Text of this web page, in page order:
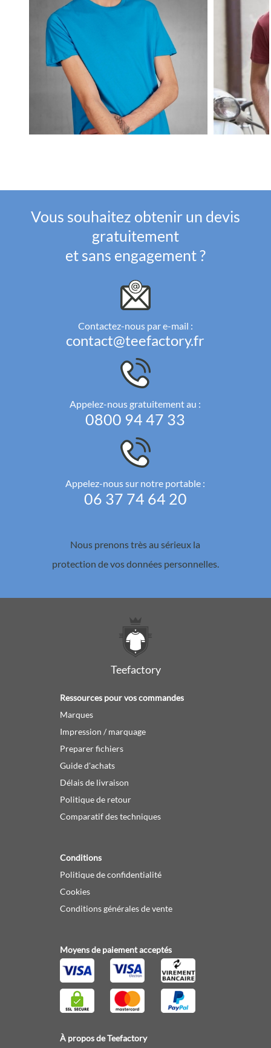
Vous souhaitez obtenir un devis
gratuitement
et sans engagement ?
Contactez-nous par e-mail :
contact@teefactory.fr
Appelez-nous gratuitement au :
0800 94 47 33
Appelez-nous sur notre portable :
06 37 74 64 20
Nous prenons très au sérieux la
protection de vos données personnelles.
Teefactory
Ressources pour vos commandes
Marques
Impression / marquage
Preparer fichiers
Guide d'achats
Délais de livraison
Politique de retour
Comparatif des techniques
Conditions
Politique de confidentialité
Cookies
Conditions générales de vente
Moyens de paiement acceptés
À propos de Teefactory